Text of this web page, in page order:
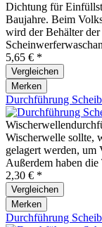
Dichtung für
Baujahre. Beim
wird der Behälter
5,65 € *
Vergleichen
Merken
Durchführung
Wischerwelle sollte,
gelagert werden,
Außerdem haben
2,30 € *
Vergleichen
Merken
Durchführung